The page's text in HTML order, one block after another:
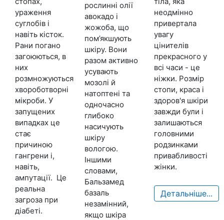
ураження
суглобів і
навіть кісток.
Рани погано
загоюються, в
них
розмножуються
хвороботворні
мікроби. У
запущених
випадках це
стає
причиною
гангрени і,
навіть,
ампутації. Це
реальна
загроза при
діабеті.
рослинні олії
авокадо і
жожоба, що
пом’якшують
шкіру. Вони
разом активно
усувають
мозолі й
натоптені та
одночасно
глибоко
насичують
шкіру
вологою.
Іншими
словами,
Бальзамед
базаль
незамінний,
якщо шкіра
неодмінно
привертала
увагу
цінителів
прекрасного у
всі часи - це
ніжки. Розмір
стопи, краса і
здоров'я шкіри
завжди були і
залишаються
головними
родзинками
привабливості
жінки.
Детальніше...